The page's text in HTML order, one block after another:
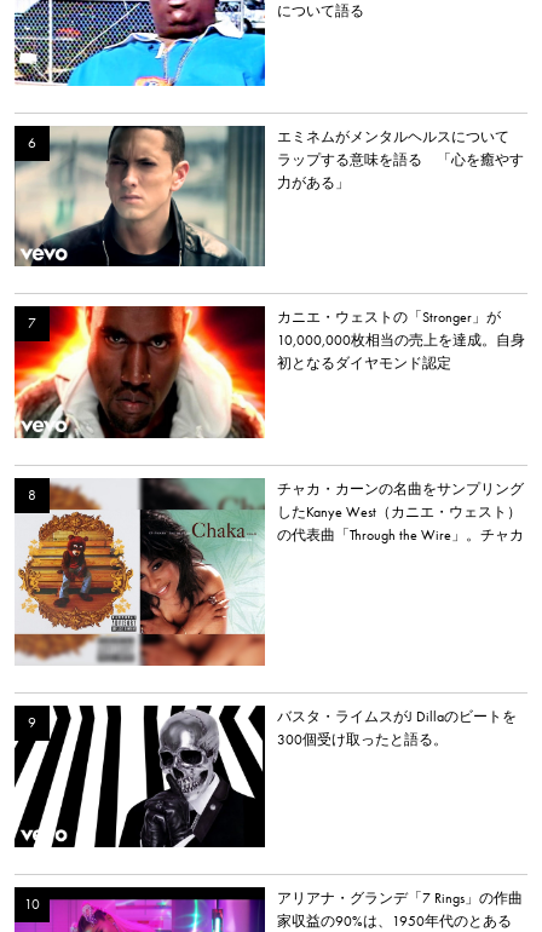
について語る
エミネムがメンタルヘルスについて
ラップする意味を語る 「心を癒やす
力がある」
カニエ・ウェストの「Stronger」が
10,000,000枚相当の売上を達成。自身
初となるダイヤモンド認定
チャカ・カーンの名曲をサンプリング
したKanye West（カニエ・ウェスト）
の代表曲「Through the Wire」。チャカ
バスタ・ライムスがJ Dillaのビートを
300個受け取ったと語る。
アリアナ・グランデ「7 Rings」の作曲
家収益の90%は、1950年代のとある